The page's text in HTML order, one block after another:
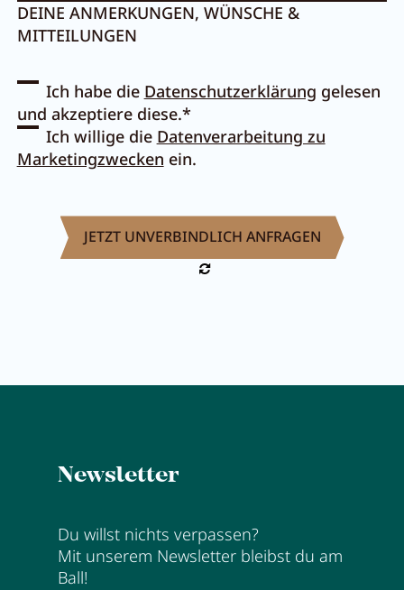
Pachmair 1453
Gastgeber
Urlaub mit Hund
Karriere
Wohnen
DEINE ANMERKUNGEN, WÜNSCHE &
MITTEILUNGEN
Ich habe die Datenschutzerklärung gelesen
und akzeptiere diese.*
Ich willige die Datenverarbeitung zu
Marketingzwecken ein.
Newsletter
Du willst nichts verpassen?
Mit unserem Newsletter bleibst du am
Ball!